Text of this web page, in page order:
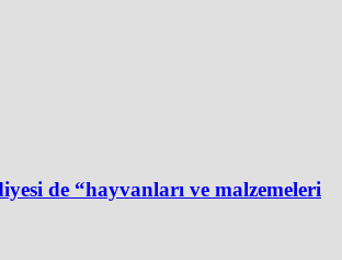
de “hayvanları ve malzemeleri